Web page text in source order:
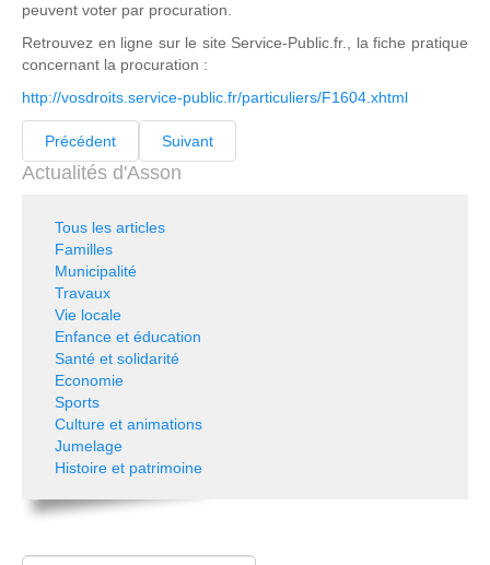
peuvent voter par procuration.
Retrouvez en ligne sur le site Service-Public.fr., la fiche pratique
concernant la procuration :
http://vosdroits.service-public.fr/particuliers/F1604.xhtml
Précédent Suivant
Actualités d'Asson
Tous les articles
Familles
Municipalité
Travaux
Vie locale
Enfance et éducation
Santé et solidarité
Economie
Sports
Culture et animations
Jumelage
Histoire et patrimoine
Rechercher